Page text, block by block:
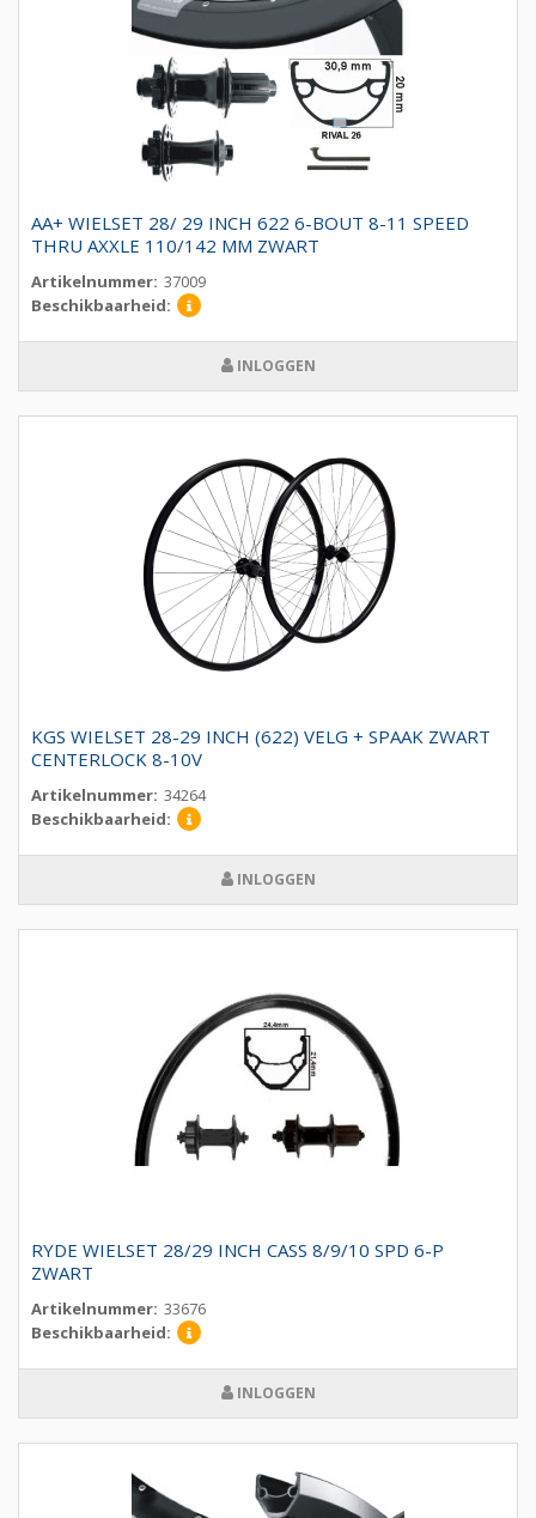
AA+ WIELSET 28/ 29 INCH 622 6-BOUT 8-11 SPEED
THRU AXXLE 110/142 MM ZWART
Artikelnummer: 37009
Beschikbaarheid:
INLOGGEN
KGS WIELSET 28-29 INCH (622) VELG + SPAAK ZWART
CENTERLOCK 8-10V
Artikelnummer: 34264
Beschikbaarheid:
INLOGGEN
RYDE WIELSET 28/29 INCH CASS 8/9/10 SPD 6-P
ZWART
Artikelnummer: 33676
Beschikbaarheid:
INLOGGEN